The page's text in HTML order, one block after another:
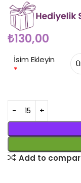
₺130,00
İsim Ekleyin
*
Add to